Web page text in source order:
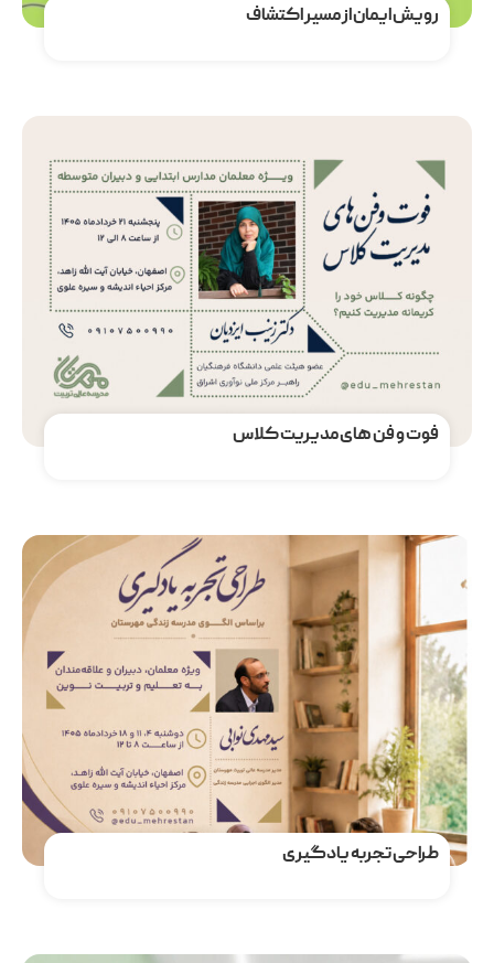
رویش ایمان از مسیر اکتشاف
فوت و فن های مدیریت کلاس
مشاهده دوره
طراحی تجربه یادگیری
مشاهده دوره